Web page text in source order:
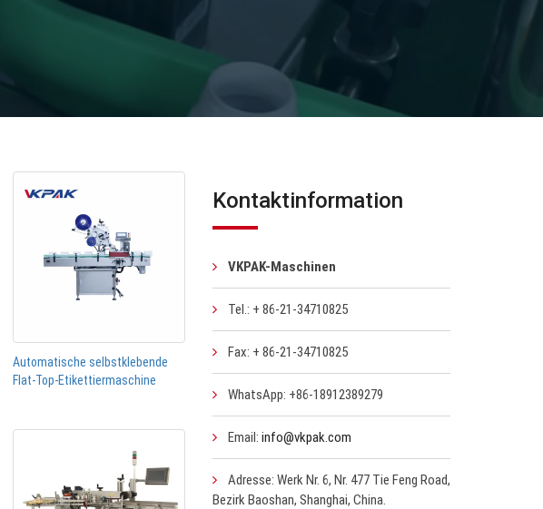
Automatische selbstklebende
Flat-Top-Etikettiermaschine
Kontaktinformation
VKPAK-Maschinen
Tel.: + 86-21-34710825
Fax: + 86-21-34710825
WhatsApp: +86-18912389279
Email: info@vkpak.com
Adresse: Werk Nr. 6, Nr. 477 Tie Feng Road,
Bezirk Baoshan, Shanghai, China.